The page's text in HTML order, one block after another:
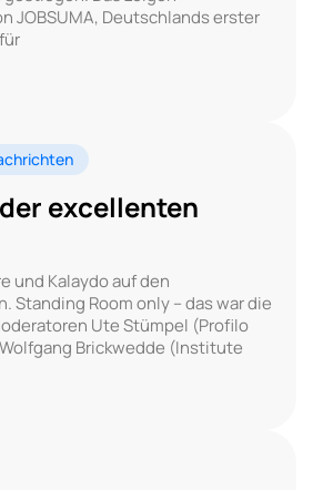
JOBSUMA, Deutschlands erster
excellenten
und Kalaydo auf den
Standing Room only – das war die
Ute Stümpel (Profilo
Brickwedde (Institute